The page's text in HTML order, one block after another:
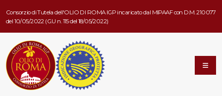
Consorzio di Tutela dell'OLIO DI ROMA IGP incaricato dal MIPAAF con D.M. 210077
del 10/05/2022 (G.U n. 115 del 18/05/2022)